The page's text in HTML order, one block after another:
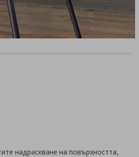
надраскване на повърхността,